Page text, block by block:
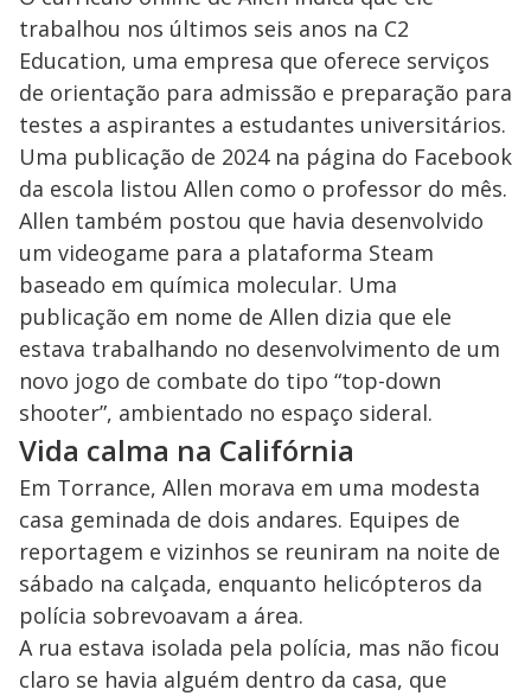
trabalhou nos últimos seis anos na C2
Education, uma empresa que oferece serviços
de orientação para admissão e preparação para
testes a aspirantes a estudantes universitários.
Uma publicação de 2024 na página do Facebook
da escola listou Allen como o professor do mês.
Allen também postou que havia desenvolvido
um videogame para a plataforma Steam
baseado em química molecular. Uma
publicação em nome de Allen dizia que ele
estava trabalhando no desenvolvimento de um
novo jogo de combate do tipo “top-down
shooter”, ambientado no espaço sideral.
Vida calma na Califórnia
Em Torrance, Allen morava em uma modesta
casa geminada de dois andares. Equipes de
reportagem e vizinhos se reuniram na noite de
sábado na calçada, enquanto helicópteros da
polícia sobrevoavam a área.
A rua estava isolada pela polícia, mas não ficou
claro se havia alguém dentro da casa, que